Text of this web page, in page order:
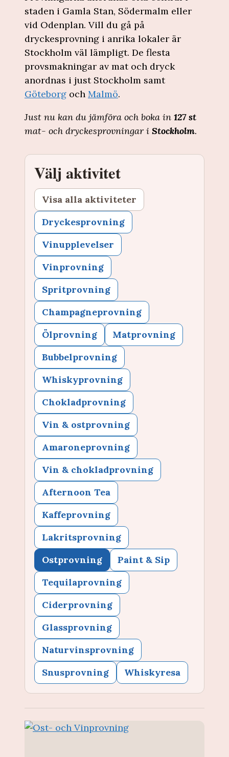
staden i Gamla Stan, Södermalm eller
vid Odenplan. Vill du gå på
dryckesprovning i anrika lokaler är
Stockholm väl lämpligt. De flesta
provsmakningar av mat och dryck
anordnas i just Stockholm samt
Göteborg och Malmö.
Just nu kan du jämföra och boka in 127 st
mat- och dryckesprovningar i Stockholm.
Välj aktivitet
Visa alla aktiviteter
Dryckesprovning
Vinupplevelser
Vinprovning
Spritprovning
Champagneprovning
Ölprovning
Matprovning
Bubbelprovning
Whiskyprovning
Chokladprovning
Vin & ostprovning
Amaroneprovning
Vin & chokladprovning
Afternoon Tea
Kaffeprovning
Lakritsprovning
Ostprovning
Paint & Sip
Tequilaprovning
Ciderprovning
Glassprovning
Naturvinsprovning
Snusprovning
Whiskyresa